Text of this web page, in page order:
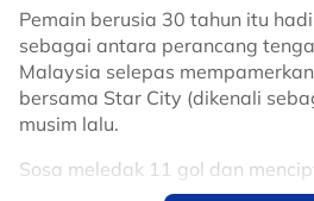
Pemain berusia 30 tahun itu
sebagai antara perancang
Malaysia selepas
bersama Star City (dikenali
musim lalu.
Sosa meledak 11 gol dan
jaringan, sekali gus muncul